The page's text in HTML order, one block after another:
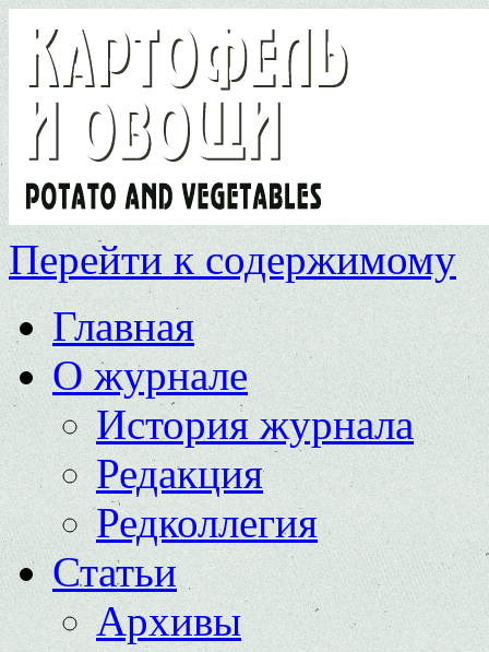
Перейти к содержимому
Главная
О журнале
История журнала
Редакция
Редколлегия
Статьи
Архивы